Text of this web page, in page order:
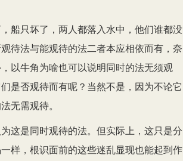
船只坏了，两人都落入水中，他们谁都没
待法与能观待的法二者本应相依而有，奈
以牛角为喻也可以说明同时的法无须观
是否观待而有呢？当然不是，因为不论它
无需观待。
这是同时观待的法。但实际上，这只是分
样，根识面前的这些迷乱显现也能起到作